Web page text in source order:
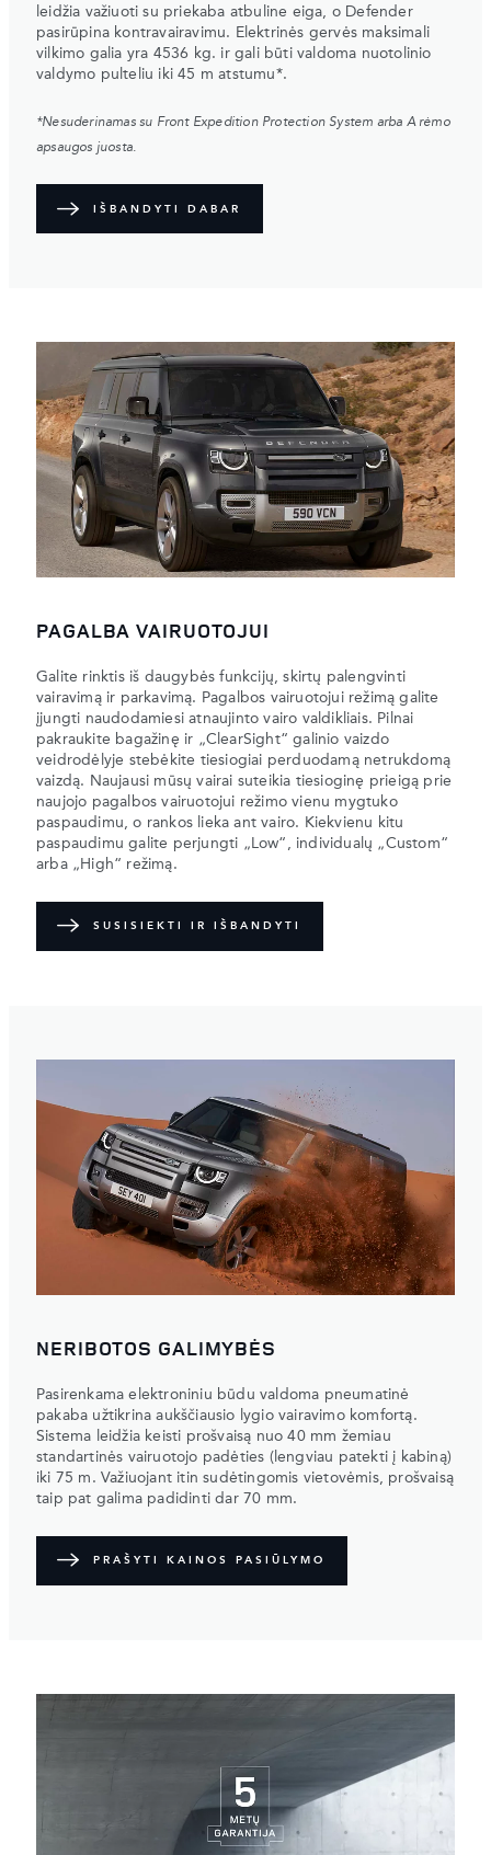
leidžia važiuoti su priekaba atbuline eiga, o Defender
pasirūpina kontravairavimu. Elektrinės gervės maksimali
vilkimo galia yra 4536 kg. ir gali būti valdoma nuotolinio
valdymo pulteliu iki 45 m atstumu*.
*Nesuderinamas su Front Expedition Protection System arba A rėmo
apsaugos juosta.
IŠBANDYTI DABAR
PAGALBA VAIRUOTOJUI
Galite rinktis iš daugybės funkcijų, skirtų palengvinti
vairavimą ir parkavimą. Pagalbos vairuotojui režimą galite
įjungti naudodamiesi atnaujinto vairo valdikliais. Pilnai
pakraukite bagažinę ir „ClearSight“ galinio vaizdo
veidrodėlyje stebėkite tiesiogiai perduodamą netrukdomą
vaizdą. Naujausi mūsų vairai suteikia tiesioginę prieigą prie
naujojo pagalbos vairuotojui režimo vienu mygtuko
paspaudimu, o rankos lieka ant vairo. Kiekvienu kitu
paspaudimu galite perjungti „Low“, individualų „Custom“
arba „High“ režimą.
SUSISIEKTI IR IŠBANDYTI
NERIBOTOS GALIMYBĖS
Pasirenkama elektroniniu būdu valdoma pneumatinė
pakaba užtikrina aukščiausio lygio vairavimo komfortą.
Sistema leidžia keisti prošvaisą nuo 40 mm žemiau
standartinės vairuotojo padėties (lengviau patekti į kabiną)
iki 75 m. Važiuojant itin sudėtingomis vietovėmis, prošvaisą
taip pat galima padidinti dar 70 mm.
PRAŠYTI KAINOS PASIŪLYMO